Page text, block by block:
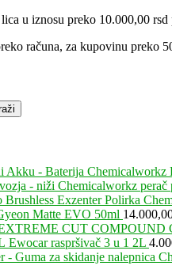
u iznosu preko 10.000,00 rsd
računa, za kupovinu preko
Chemicalworkz perač
Matte EVO 50ml
Ewocar raspršivač 3 u 1 2L